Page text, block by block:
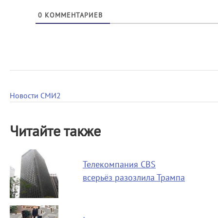
0 КОММЕНТАРИЕВ
Новости СМИ2
Читайте также
Телекомпания CBS
всерьёз разозлила Трампа